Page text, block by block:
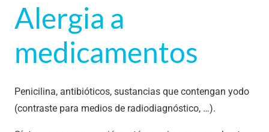
Alergia a
medicamentos
Penicilina, antibióticos, sustancias que contengan yodo
(contraste para medios de radiodiagnóstico, …).